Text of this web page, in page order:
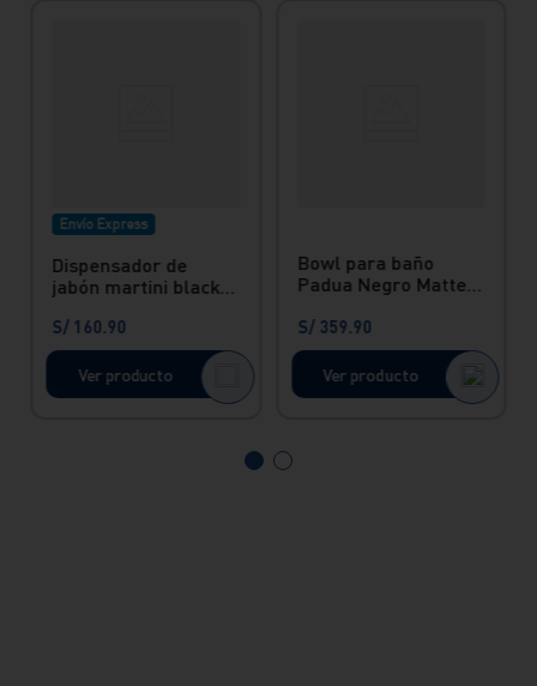
Envío Express
Dispensador de
jabón martini black
S/ 160.90
Ver producto
Bowl para baño
Padua Negro Matte -
S/ 359.90
Ver producto